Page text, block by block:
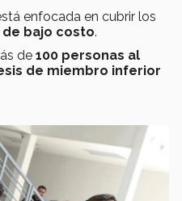
enfocada en cubrir los
bajo costo.
de 100 personas al
de miembro inferior